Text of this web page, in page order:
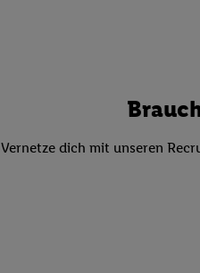
Vernetze dich mit unseren
von Zielgruppen
reduzierter Daten
zur Auswahl